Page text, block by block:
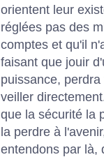
orientent leur
réglées pas des
comptes et qu'il
faisant que jouir
puissance,
veiller
que la sécurité la
la perdre à
entendons par là,